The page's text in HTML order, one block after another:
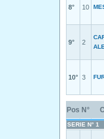
8° 10
9° 2
10° 3
Pos N°
SERIE N° 1